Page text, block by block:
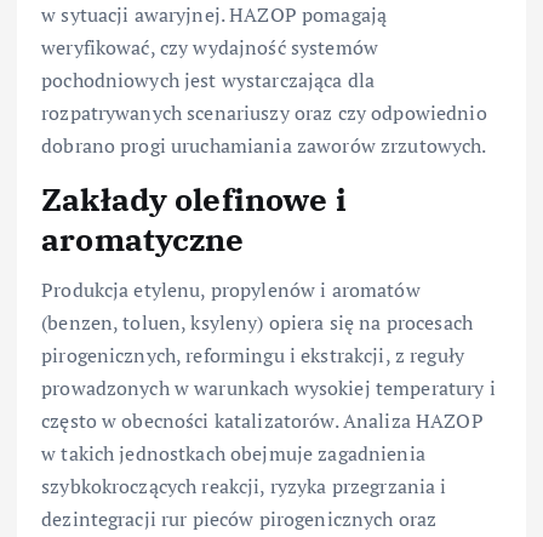
w sytuacji awaryjnej. HAZOP pomagają
weryfikować, czy wydajność systemów
pochodniowych jest wystarczająca dla
rozpatrywanych scenariuszy oraz czy odpowiednio
dobrano progi uruchamiania zaworów zrzutowych.
Zakłady olefinowe i
aromatyczne
Produkcja etylenu, propylenów i aromatów
(benzen, toluen, ksyleny) opiera się na procesach
pirogenicznych, reformingu i ekstrakcji, z reguły
prowadzonych w warunkach wysokiej temperatury i
często w obecności katalizatorów. Analiza HAZOP
w takich jednostkach obejmuje zagadnienia
szybkokroczących reakcji, ryzyka przegrzania i
dezintegracji rur pieców pirogenicznych oraz